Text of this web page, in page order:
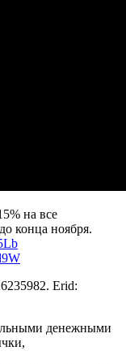
на все
конца ноября.
Erid:
денежными